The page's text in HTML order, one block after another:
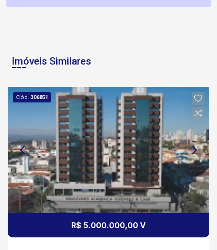
Imóveis Similares
Cód.306851
R$ 5.000.000,00 V